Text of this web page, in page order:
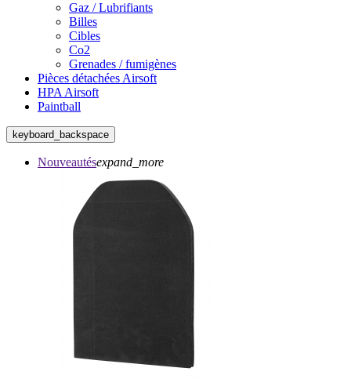
Gaz / Lubrifiants
Billes
Cibles
Co2
Grenades / fumigènes
Pièces détachées Airsoft
HPA Airsoft
Paintball
keyboard_backspace
Nouveautésexpand_more